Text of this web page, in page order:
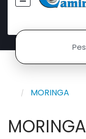
MORINGA
MORINGA